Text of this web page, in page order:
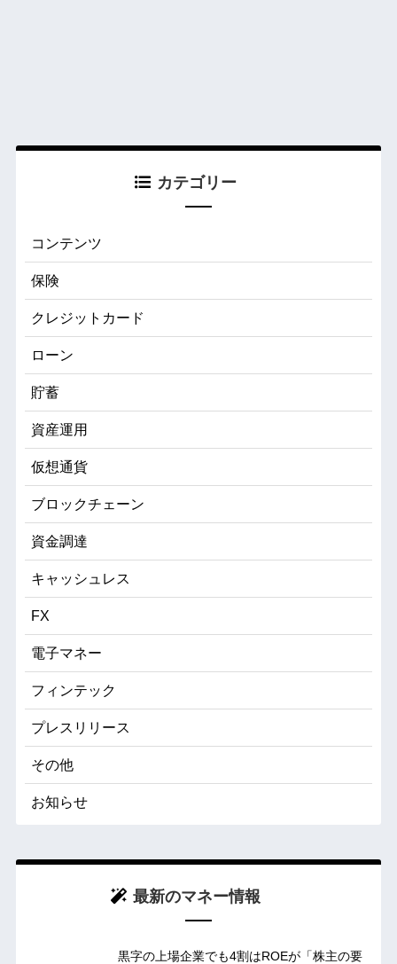
カテゴリー
コンテンツ
保険
クレジットカード
ローン
貯蓄
資産運用
仮想通貨
ブロックチェーン
資金調達
キャッシュレス
FX
電子マネー
フィンテック
プレスリリース
その他
お知らせ
最新のマネー情報
黒字の上場企業でも4割はROEが「株主の要